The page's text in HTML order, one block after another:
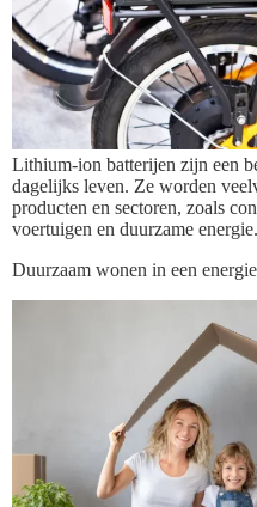
Lithium-ion batterijen zijn een
dagelijks leven. Ze worden
producten en sectoren, zoals
voertuigen en duurzame energie.
Duurzaam wonen in een